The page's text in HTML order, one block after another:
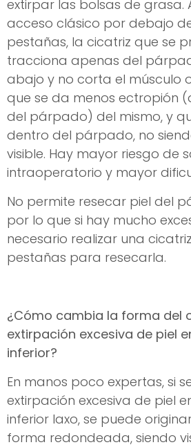
extirpar las bolsas de grasa.
acceso clásico por debajo
pestañas, la cicatriz que se
tracciona apenas del
abajo y no corta el músculo
que se da menos ectropión
del párpado) del mismo, y
dentro del párpado, no
visible. Hay mayor riesgo de
intraoperatorio y mayor
No permite resecar piel del
por lo que si hay mucho
necesario realizar una
pestañas para resecarla.
¿Cómo cambia la forma del
extirpación excesiva de piel
inferior?
En manos poco expertas, si
extirpación excesiva de piel
inferior laxo, se puede
forma redondeada, siendo